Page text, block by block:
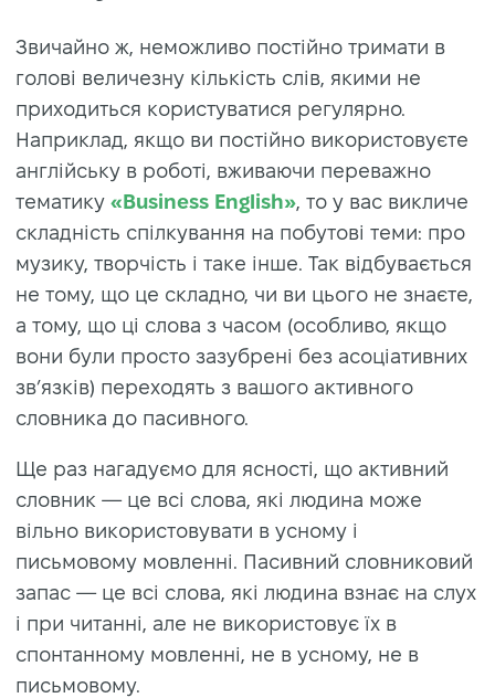
Звичайно ж, неможливо постійно тримати в
голові величезну кількість слів, якими не
приходиться користуватися регулярно.
Наприклад, якщо ви постійно використовуєте
англійську в роботі, вживаючи переважно
тематику «Business English», то у вас викличе
складність спілкування на побутові теми: про
музику, творчість і таке інше. Так відбувається
не тому, що це складно, чи ви цього не знаєте,
а тому, що ці слова з часом (особливо, якщо
вони були просто зазубрені без асоціативних
зв’язків) переходять з вашого активного
словника до пасивного.
Ще раз нагадуємо для ясності, що активний
словник — це всі слова, які людина може
вільно використовувати в усному і
письмовому мовленні. Пасивний словниковий
запас — це всі слова, які людина взнає на слух
і при читанні, але не використовує їх в
спонтанному мовленні, не в усному, не в
письмовому.